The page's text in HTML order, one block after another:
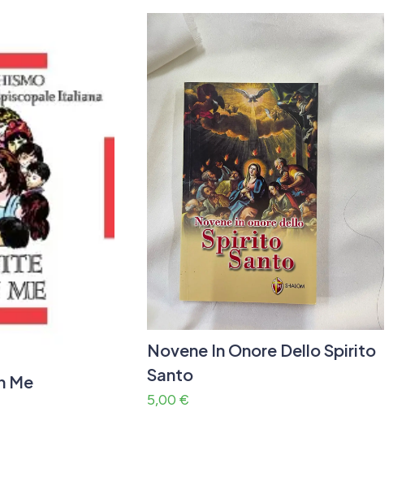
Me
Novene In Onore Dello Spirito
Santo
5,00 €